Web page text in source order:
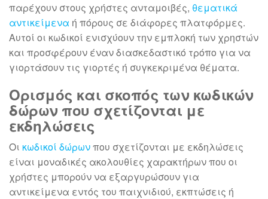
παρέχουν στους χρήστες ανταμοιβές, θεματικά
αντικείμενα ή πόρους σε διάφορες πλατφόρμες.
Αυτοί οι κωδικοί ενισχύουν την εμπλοκή των χρηστών
και προσφέρουν έναν διασκεδαστικό τρόπο για να
γιορτάσουν τις γιορτές ή συγκεκριμένα θέματα.
Ορισμός και σκοπός των κωδικών
δώρων που σχετίζονται με
εκδηλώσεις
Οι κωδικοί δώρωνπου σχετίζονται με εκδηλώσεις
είναι μοναδικές ακολουθίες χαρακτήρων που οι
χρήστες μπορούν να εξαργυρώσουν για
αντικείμενα εντός του παιχνιδιού, εκπτώσεις ή